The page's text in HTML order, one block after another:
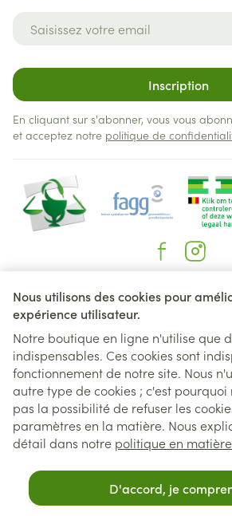
Nous utilisons des cookies pour
expérience utilisateur.
Notre boutique en ligne n'utilise que
indispensables. Ces cookies sont
fonctionnement de notre site. Nous
autre type de cookies ; c'est pourquoi
pas la possibilité de refuser les
paramètres en la matière. Nous
détail dans notre politique en
D'accord, je
Inscription
En cliquant sur s'abonner, vous vous
et acceptez notre politique de
Liens légaux